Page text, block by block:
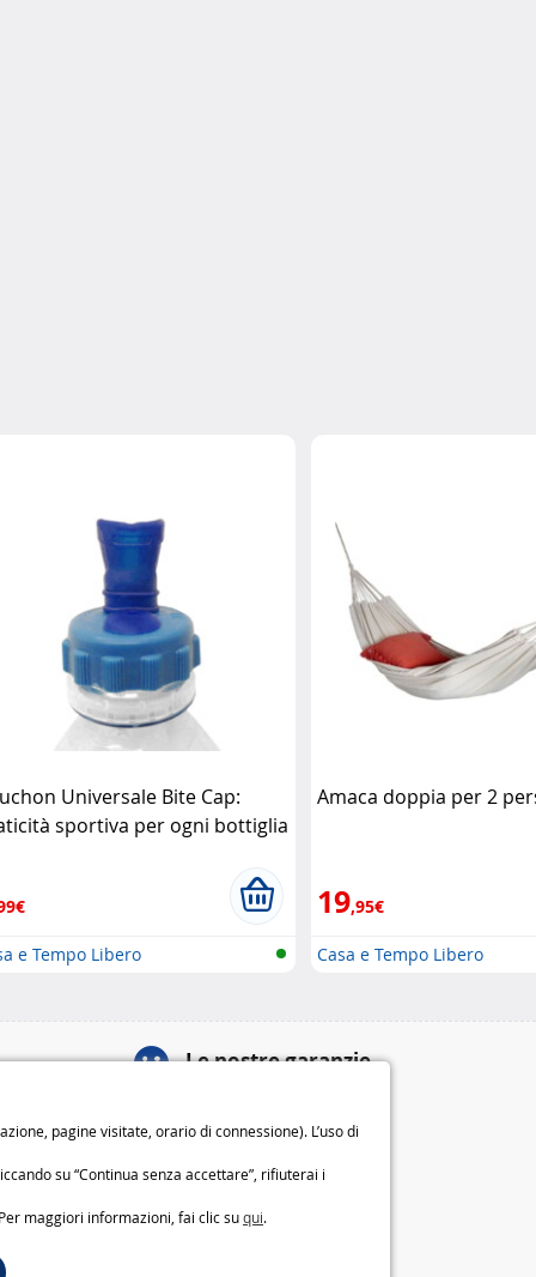
pagine visitate, orario di connessione). L’uso di
su “Continua senza accettare”, rifiuterai i
maggiori informazioni, fai clic suqui.
Universale Bite Cap:
sportiva per ogni bottiglia
e Tempo Libero
Amaca doppia per 2
19,95€
Casa e Tempo Libero
Le nostre garanzie
Garanzia di 2 anni
Note legali